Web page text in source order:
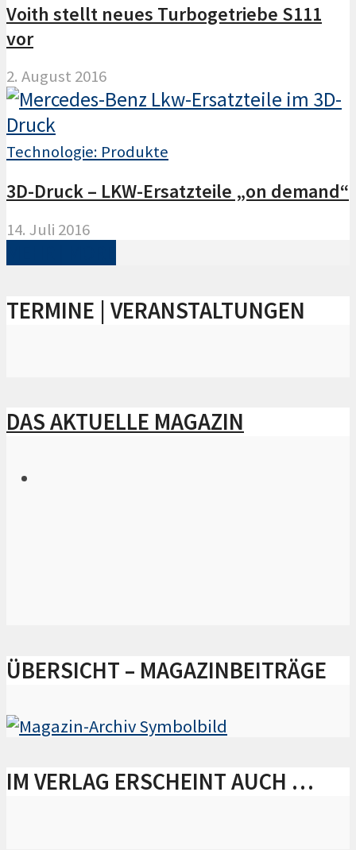
Voith stellt neues Turbogetriebe S111
vor
2. August 2016
Technologie: Produkte
3D-Druck – LKW-Ersatzteile „on demand“
14. Juli 2016
TERMINE | VERANSTALTUNGEN
DAS AKTUELLE MAGAZIN
ÜBERSICHT – MAGAZINBEITRÄGE
IM VERLAG ERSCHEINT AUCH …